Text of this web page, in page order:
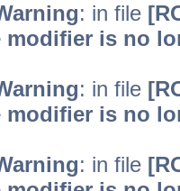
: in file
modifier is no
: in file
modifier is no
: in file